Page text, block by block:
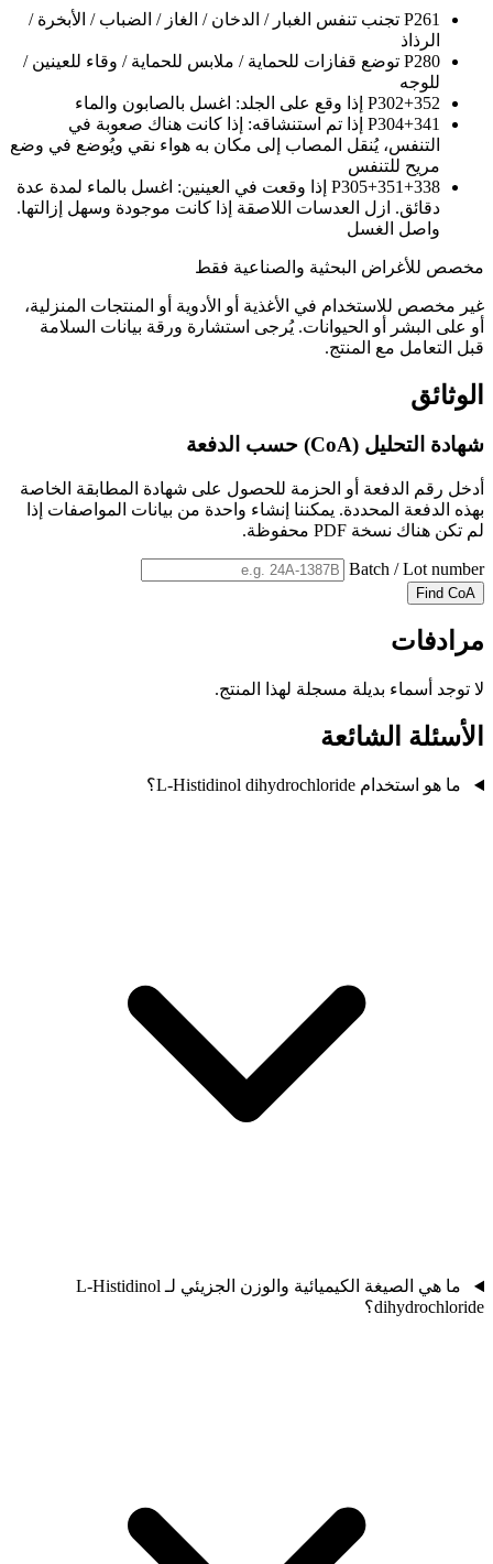
P261 تجنب تنفس الغبار / الدخان / الغاز / الضباب / الأبخرة /
الرذاذ
P280 توضع قفازات للحماية / ملابس للحماية / وقاء للعينين /
للوجه
P302+352 إذا وقع على الجلد: اغسل بالصابون والماء
P304+341 إذا تم استنشاقه: إذا كانت هناك صعوبة في
التنفس، يُنقل المصاب إلى مكان به هواء نقي ويُوضع في وضع
مريح للتنفس
P305+351+338 إذا وقعت في العينين: اغسل بالماء لمدة عدة
دقائق. ازل العدسات اللاصقة إذا كانت موجودة وسهل إزالتها.
واصل الغسل
مخصص للأغراض البحثية والصناعية فقط
غير مخصص للاستخدام في الأغذية أو الأدوية أو المنتجات المنزلية،
أو على البشر أو الحيوانات. يُرجى استشارة ورقة بيانات السلامة
قبل التعامل مع المنتج.
الوثائق
شهادة التحليل (CoA) حسب الدفعة
أدخل رقم الدفعة أو الحزمة للحصول على شهادة المطابقة الخاصة
بهذه الدفعة المحددة. يمكننا إنشاء واحدة من بيانات المواصفات إذا
لم تكن هناك نسخة PDF محفوظة.
Batch / Lot number
Find CoA
مرادفات
لا توجد أسماء بديلة مسجلة لهذا المنتج.
الأسئلة الشائعة
ما هو استخدام L-Histidinol dihydrochloride؟
ما هي الصيغة الكيميائية والوزن الجزيئي لـ L-Histidinol
dihydrochloride؟